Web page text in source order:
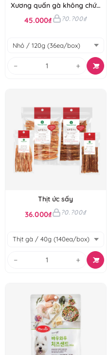
Xương quấn gà không chứa
Gluten
45.000₫ ?0.?00₫
− +
Thịt ức sấy
36.000₫ ?0.?00₫
− +